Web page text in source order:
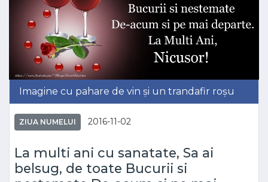
Imagine cu pahare de vin și un trandafir roșu
ZIUA NUMELUI 2016-11-02
La multi ani cu sanatate, Sa ai
belsug, de toate Bucurii si